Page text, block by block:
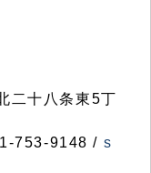
二十八条東5丁
753-9148 / s